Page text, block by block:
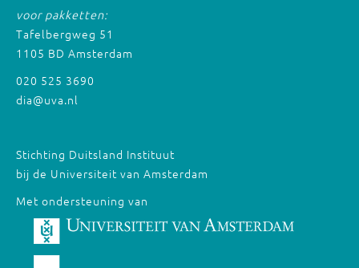
voor pakketten:
Tafelbergweg 51
1105 BD Amsterdam
020 525 3690
dia@uva.nl
Stichting Duitsland Instituut
bij de Universiteit van Amsterdam
Met ondersteuning van